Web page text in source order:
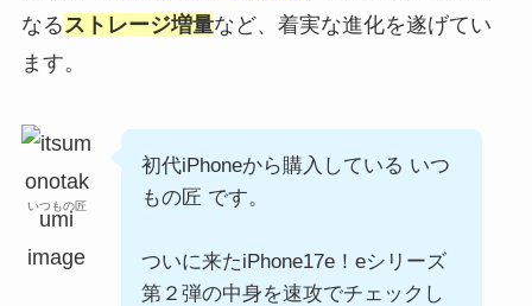
なる ストレージ増量など、着実な進化を遂げてい
ます。
いつもの匠
初代iPhoneから購入している いつ
もの匠 です。
ついに来たiPhone17e！eシリーズ
第２弾の中身を速攻でチェックし